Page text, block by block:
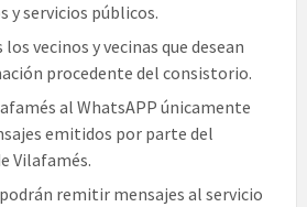
y servicios públicos.
vecinos y vecinas que desean
procedente del consistorio.
al WhatsAPP únicamente
emitidos por parte del
Vilafamés.
remitir mensajes al servicio